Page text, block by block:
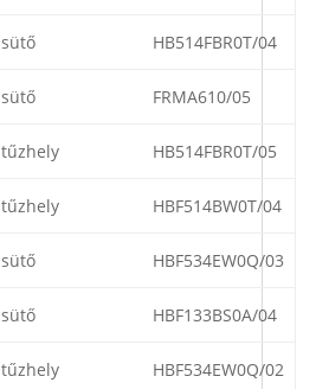
sütő HB514FBR0T/04
sütő FRMA610/05
tűzhely HB514FBR0T/05
tűzhely HBF514BW0T/04
sütő HBF534EW0Q/03
sütő HBF133BS0A/04
tűzhely HBF534EW0Q/02